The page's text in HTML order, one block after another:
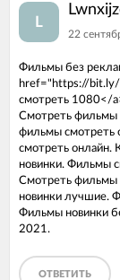
L
22
Фильмы без
href="https://bit.ly/
смотреть 1080</
Смотреть фильмы
фильмы смотреть
смотреть онлайн.
новинки. Фильмы
Смотреть фильмы
новинки лучшие.
Фильмы новинки
2021.
ОТВЕТИТЬ